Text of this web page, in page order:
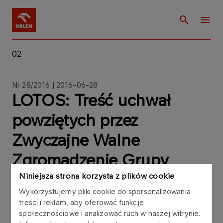
Niniejsza strona korzysta z plików cookie
Wykorzystujemy pliki cookie do spersonalizowania
treści i reklam, aby oferować funkcje
społecznościowe i analizować ruch w naszej witrynie.
02
Nr 28/2016 | 2016-06-28
LOTOS: Treść uchwał
powziętych przez
Zwyczajne Walne
Zgromadzenie Grupy
LOTOS S.A. w dniu 28
czerwca 2016 roku